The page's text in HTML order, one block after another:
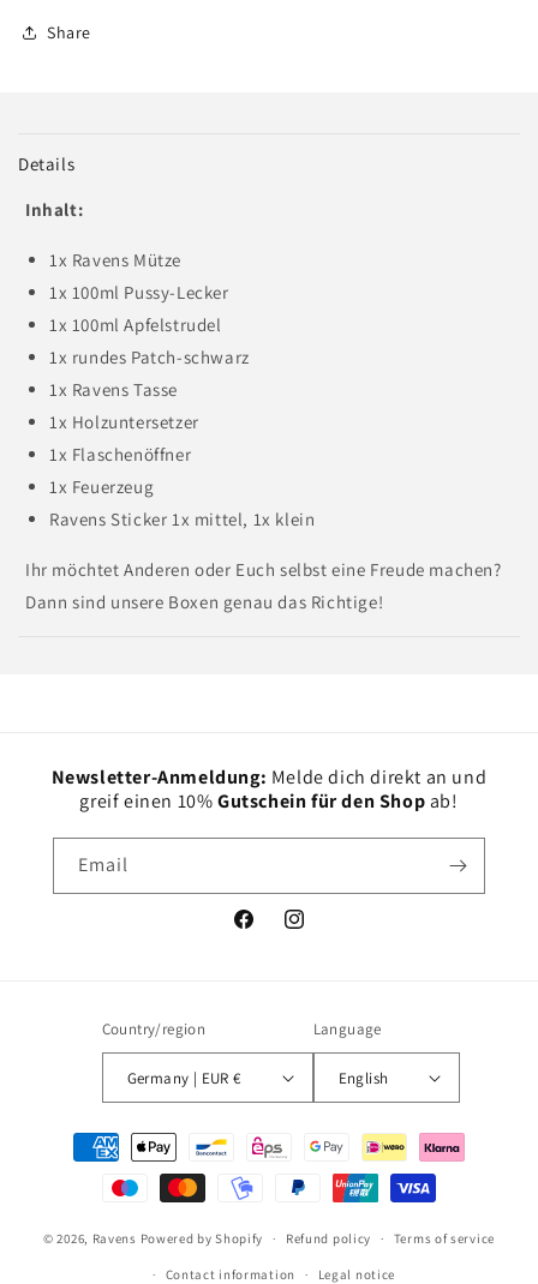
Share
Details
Inhalt:
1x Ravens Mütze
1x 100ml Pussy-Lecker
1x 100ml Apfelstrudel
1x rundes Patch-schwarz
1x Ravens Tasse
1x Holzuntersetzer
1x Flaschenöffner
1x Feuerzeug
Ravens Sticker 1x mittel, 1x klein
Ihr möchtet Anderen oder Euch selbst eine Freude machen?
Dann sind unsere Boxen genau das Richtige!
Newsletter-Anmeldung: Melde dich direkt an und
greif einen 10%Gutschein für den Shop ab!
Email
FacebookInstagram
Country/region
Germany | EUR €
Language
English
Payment
methods
© 2026, Ravens Powered by Shopify Refund policy Terms of service
Contact information Legal notice